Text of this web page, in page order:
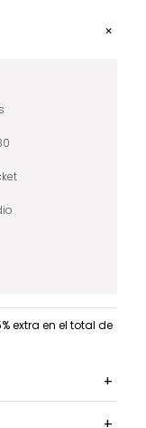
extra en el total de